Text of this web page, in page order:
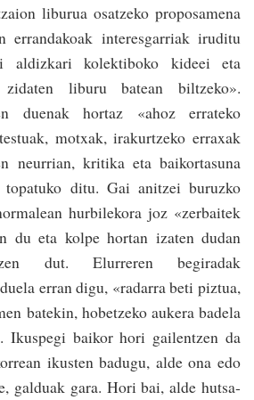
liburua osatzeko proposamena
errandakoak interesgarriak iruditu
aldizkari kolektiboko kideei eta
zidaten liburu batean biltzeko».
duenak hortaz «ahoz errateko
motxak, irakurtzeko erraxak
neurrian, kritika eta baikortasuna
topatuko ditu. Gai anitzei buruzko
hurbilekora joz «zerbaitek
du eta kolpe hortan izaten dudan
dut. Elurreren begiradak
erran digu, «radarra beti piztua,
batekin, hobetzeko aukera badela
Ikuspegi baikor hori gailentzen da
ikusten badugu, alde ona edo
galduak gara. Hori bai, alde hutsa­